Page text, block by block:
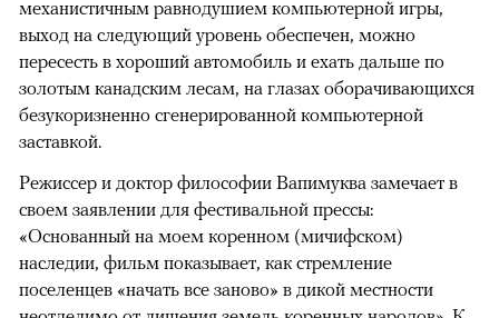
механистичным равнодушием компьютерной игры,
выход на следующий уровень обеспечен, можно
пересесть в хороший автомобиль и ехать дальше по
золотым канадским лесам, на глазах оборачивающихся
безукоризненно сгенерированной компьютерной
заставкой.
Режиссер и доктор философии Вапимуква замечает в
своем заявлении для фестивальной прессы:
«Основанный на моем коренном (мичифском)
наследии, фильм показывает, как стремление
поселенцев «начать все заново» в дикой местности